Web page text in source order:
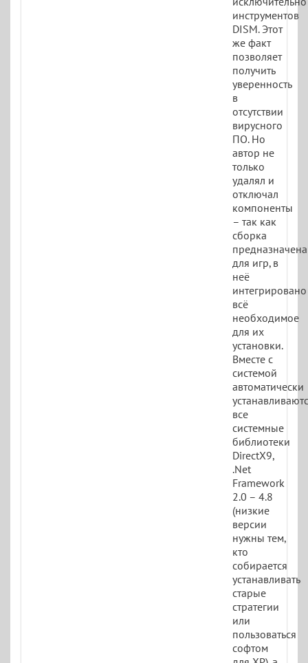
инструментов
DISM. Этот
же факт
позволяет
получить
уверенность
в
отсутствии
вирусного
ПО. Но
автор не
только
удалял и
отключал
компоненты
– так как
сборка
предназначена
для игр, в
неё
интегрировано
всё
необходимое
для их
установки.
Вместе с
системой
автоматически
все
системные
библиотеки
DirectX9,
.Net
Framework
2.0 – 4.8
(низкие
версии
нужны тем,
кто
собирается
устанавливать
старые
стратегии
или
пользоваться
софтом